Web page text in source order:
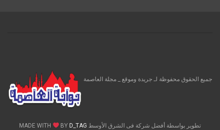
جميع الحقوق محفوظة لـ جريدة وموقع _ مجلة العاصمة
تطوير بواسطة أفضل شركة فى الشرق الأوسط MADE WITH BY D_TAG